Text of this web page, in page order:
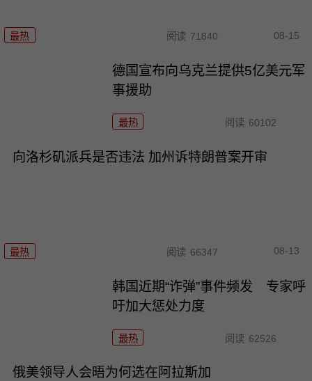
最热 阅读 71840 08-15
德国宣布向乌克兰提供5亿美元军
事援助
最热 阅读 60102
向洛杉矶派兵是否违法 加州诉特朗普案开审
最热 阅读 66347 08-13
韩国近期“诈弹”事件频发 专家呼
吁加大惩处力度
最热 阅读 62526
俄美领导人会晤为何选在阿拉斯加